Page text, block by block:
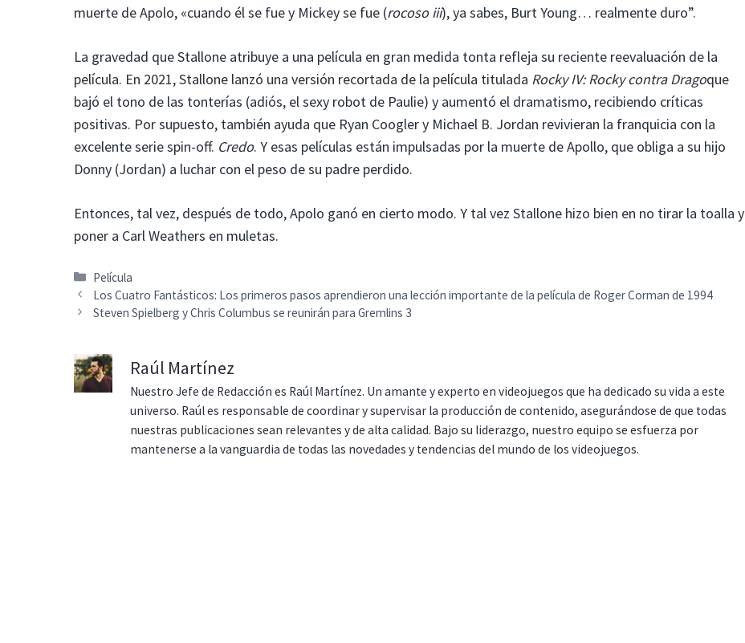
muerte de Apolo, «cuando él se fue y Mickey se fue (rocoso iii), ya sabes, Burt Young… realmente duro”.
La gravedad que Stallone atribuye a una película en gran medida tonta refleja su reciente reevaluación de la
película. En 2021, Stallone lanzó una versión recortada de la película titulada Rocky IV: Rocky contra Dragoque
bajó el tono de las tonterías (adiós, el sexy robot de Paulie) y aumentó el dramatismo, recibiendo críticas
positivas. Por supuesto, también ayuda que Ryan Coogler y Michael B. Jordan revivieran la franquicia con la
excelente serie spin-off. Credo. Y esas películas están impulsadas por la muerte de Apollo, que obliga a su hijo
Donny (Jordan) a luchar con el peso de su padre perdido.
Entonces, tal vez, después de todo, Apolo ganó en cierto modo. Y tal vez Stallone hizo bien en no tirar la toalla y
poner a Carl Weathers en muletas.
Categorías
Película
Los Cuatro Fantásticos: Los primeros pasos aprendieron una lección importante de la película de Roger Corman de 1994
Steven Spielberg y Chris Columbus se reunirán para Gremlins 3
Raúl Martínez
Nuestro Jefe de Redacción es Raúl Martínez. Un amante y experto en videojuegos que ha dedicado su vida a este
universo. Raúl es responsable de coordinar y supervisar la producción de contenido, asegurándose de que todas
nuestras publicaciones sean relevantes y de alta calidad. Bajo su liderazgo, nuestro equipo se esfuerza por
mantenerse a la vanguardia de todas las novedades y tendencias del mundo de los videojuegos.